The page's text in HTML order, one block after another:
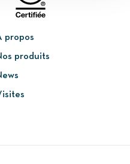
propos
produits